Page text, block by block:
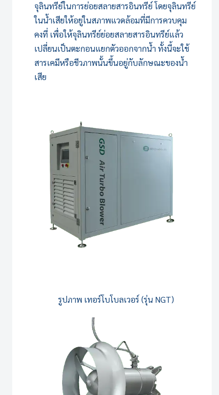
จุลินทรีย์ในการย่อยสลายสารอินทรีย์ โดยจุลินทรีย์
ในน้ำเสียให้อยู่ในสภาพแวดล้อมที่มีการควบคุม
คงที่ เพื่อให้จุลินทรีย์ย่อยสลายสารอินทรีย์แล้ว
เปลี่ยนเป็นตะกอนแยกตัวออกจากน้ำ ทั้งนี้จะใช้
สารเคมีหรือชีวภาพนั้นขึ้นอยู่กับลักษณะของน้ำ
เสีย
รูปภาพ เทอร์โบโบลเวอร์ (รุ่น NGT)